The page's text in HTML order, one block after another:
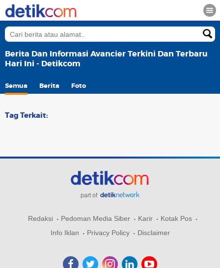
Berita Dan Informasi Avancier Terkini Dan Terbaru
Hari Ini - Detikcom
Semua Berita Foto
Tag Terkait:
part of
Redaksi Pedoman Media Siber Karir
Kotak Pos
Info Iklan
Privacy Policy Disclaimer